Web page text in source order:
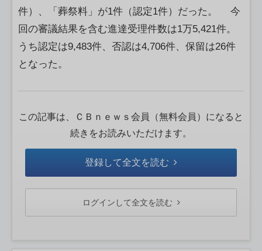
件）、「葬祭料」が1件（認定1件）だった。 今
回の審議結果を含む進達受理件数は1万5,421件。
うち認定は9,483件、否認は4,706件、保留は26件
となった。
この記事は、ＣＢｎｅｗｓ会員（無料会員）になると
続きをお読みいただけます。
登録して全文を読む
ログインして全文を読む